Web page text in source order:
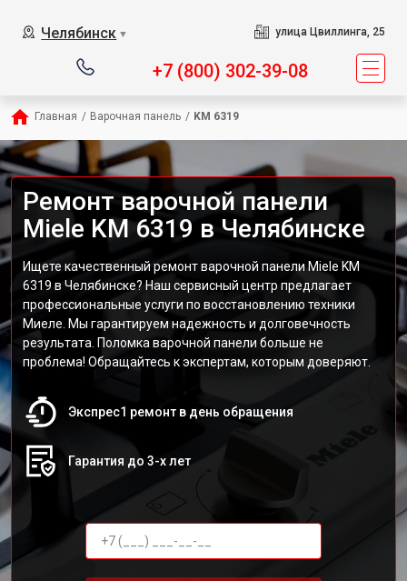
Челябинск ▼ улица Цвиллинга, 25
+7 (800) 302-39-08
Главная / Варочная панель / KM 6319
Ремонт варочной панели
Miele KM 6319 в Челябинске
Ищете качественный ремонт варочной панели Miele KM
6319 в Челябинске? Наш сервисный центр предлагает
профессиональные услуги по восстановлению техники
Миеле. Мы гарантируем надежность и долговечность
результата. Поломка варочной панели больше не
проблема! Обращайтесь к экспертам, которым доверяют.
Экспрес1 ремонт в день обращения
Гарантия до 3-х лет